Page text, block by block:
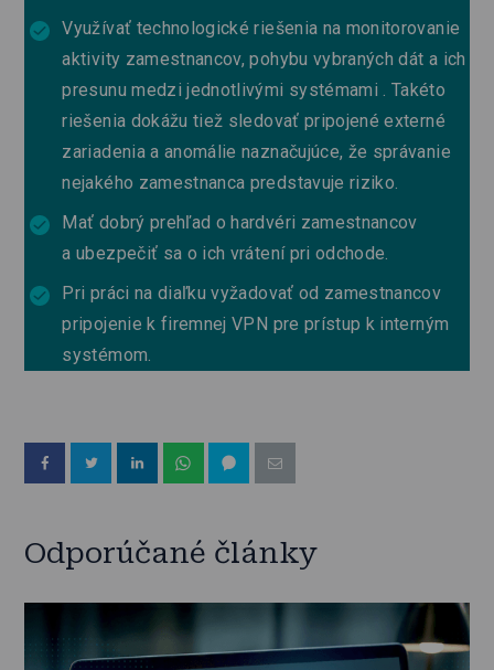
Využívať technologické riešenia na monitorovanie
aktivity zamestnancov, pohybu vybraných dát a ich
presunu medzi jednotlivými systémami . Takéto
riešenia dokážu tiež sledovať pripojené externé
zariadenia a anomálie naznačujúce, že správanie
nejakého zamestnanca predstavuje riziko.
Mať dobrý prehľad o hardvéri zamestnancov
a ubezpečiť sa o ich vrátení pri odchode.
Pri práci na diaľku vyžadovať od zamestnancov
pripojenie k firemnej VPN pre prístup k interným
systémom.
Odporúčané články